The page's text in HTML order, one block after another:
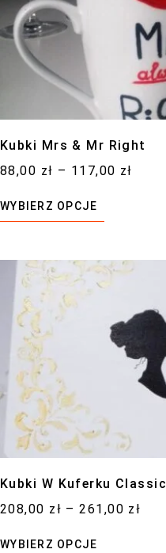
Kubki Mrs & Mr Right
88,00 zł – 117,00 zł
WYBIERZ OPCJE
Kubki W Kuferku Classic
208,00 zł –261,00 zł
WYBIERZ OPCJE